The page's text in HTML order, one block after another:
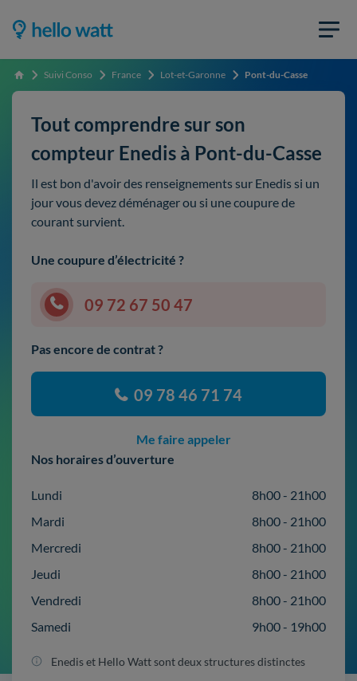
Accueil Suivi Conso France Lot-et-Garonne Pont-du-Casse
Tout comprendre sur son
compteur Enedis à Pont-du-Casse
Il est bon d'avoir des renseignements sur Enedis si un
jour vous devez déménager ou si une coupure de
courant survient.
Une coupure d’électricité ?
09 72 67 50 47
Pas encore de contrat ?
09 78 46 71 74
Me faire appeler
Nos horaires d’ouverture
Lundi
8h00 - 21h00
Mardi
8h00 - 21h00
Mercredi
8h00 - 21h00
Jeudi
8h00 - 21h00
Vendredi
8h00 - 21h00
Samedi
9h00 - 19h00
Enedis et Hello Watt sont deux structures distinctes